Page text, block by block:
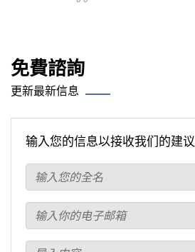
免費諮詢
更新最新信息
输入您的信息以接收我们的建议